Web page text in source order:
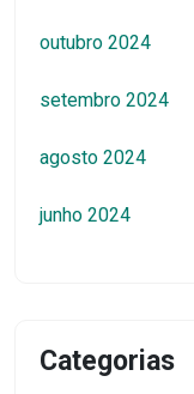
outubro 2024
setembro 2024
agosto 2024
junho 2024
Categorias